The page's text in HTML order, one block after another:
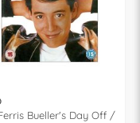
Bueller's Day Off /